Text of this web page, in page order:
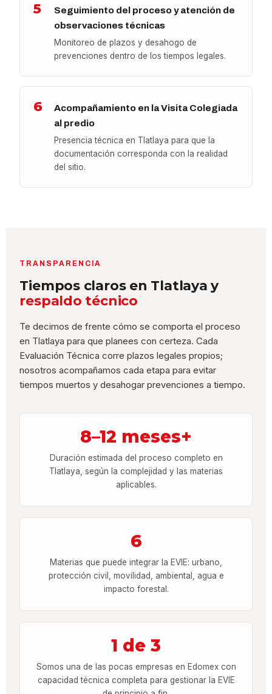
5
Seguimiento del proceso y atención de
observaciones técnicas
Monitoreo de plazos y desahogo de
prevenciones dentro de los tiempos legales.
6
Acompañamiento en la Visita Colegiada
al predio
Presencia técnica en Tlatlaya para que la
documentación corresponda con la realidad
del sitio.
TRANSPARENCIA
Tiempos claros en Tlatlaya y
respaldo técnico
Te decimos de frente cómo se comporta el proceso
en Tlatlaya para que planees con certeza. Cada
Evaluación Técnica corre plazos legales propios;
nosotros acompañamos cada etapa para evitar
tiempos muertos y desahogar prevenciones a tiempo.
8–12 meses+
Duración estimada del proceso completo en
Tlatlaya, según la complejidad y las materias
aplicables.
6
Materias que puede integrar la EVIE: urbano,
protección civil, movilidad, ambiental, agua e
impacto forestal.
1 de 3
Somos una de las pocas empresas en Edomex con
capacidad técnica completa para gestionar la EVIE